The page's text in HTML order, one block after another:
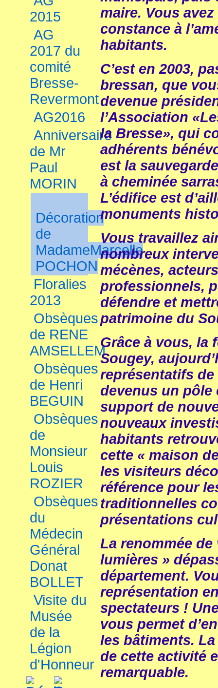
2015
AG
2017 du
comité
Bresse-
Revermont
AG2016
Anniversaire
de Mr
Paul
MORIN
Décoration
de
MadameMarcelle
POCHON
Floralies
2013
Obsèques
de RENE
AMSELLEM
Obsèques
de Henri
BEGUIN
Obsèques
de
Monsieur
Louis
ROZIER
Obsèques
du
Médecin
Général
Donat
BOLLET
Visite du
Musée
de la
Légion
d'Honneur
maire. Vous
constance à
habitants.
C’est en 2003,
bressan, que
devenue
l’Association
la Bresse», qui
adhérents
est la
à cheminée
L’édifice est
monuments
Vous travaillez
nombreux
mécènes,
professionnels,
défendre et
patrimoine du
Grâce à vous, la
Sougey,
représentatifs
devenus un
support de
nouveaux
habitants
cette « maison
les visiteurs
référence pour
traditionnelles
présentations
La renommée
lumières »
département.
représentation
spectateurs !
vous permet
les bâtiments.
de cette activité
remarquable.